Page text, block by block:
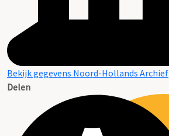
Bekijk gegevens Noord-Hollands Archief
Delen